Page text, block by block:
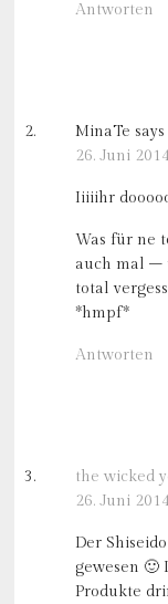
Antworten
MinaTe says
26. Juni
Iiiiihr
Was für ne
auch mal –
total
*hmpf*
Antworten
the wicked
26. Juni
Der
gewesen 🙂
Produkte